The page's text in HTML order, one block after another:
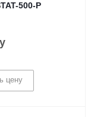
500-P
цену